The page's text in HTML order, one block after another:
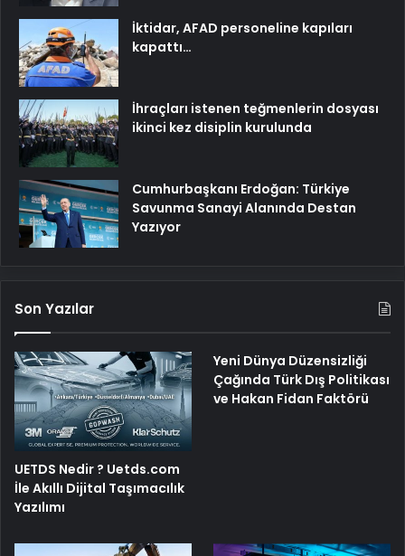
İktidar, AFAD personeline kapıları
kapattı…
İhraçları istenen teğmenlerin dosyası
ikinci kez disiplin kurulunda
Cumhurbaşkanı Erdoğan: Türkiye
Savunma Sanayi Alanında Destan
Yazıyor
Son Yazılar
UETDS Nedir ? Uetds.com
İle Akıllı Dijital Taşımacılık
Yazılımı
Yeni Dünya Düzensizliği
Çağında Türk Dış Politikası
ve Hakan Fidan Faktörü